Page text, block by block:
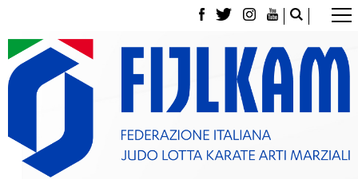
La Federazione
Tesseramento
Contatti
Norme e modulistica Affiliazioni e Tesseramenti
Classifica Società Sportive con più di 100 atleti
tesserati